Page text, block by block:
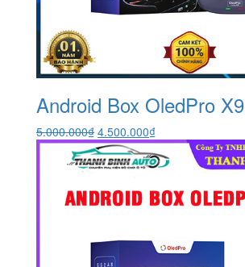
Android Box OledPro X9
5.000.000₫ Giá
gốc
là:
4.500.000₫Giá
hiện
tại
4.500.000₫.